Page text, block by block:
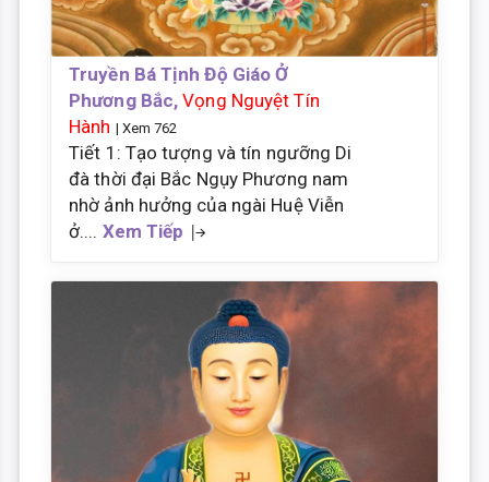
Truyền Bá Tịnh Độ Giáo Ở
Phương Bắc,Vọng Nguyệt Tín
Hành | Xem 762
Tiết 1: Tạo tượng và tín ngưỡng Di
đà thời đại Bắc Ngụy Phương nam
nhờ ảnh hưởng của ngài Huệ Viễn
ở.... Xem Tiếp